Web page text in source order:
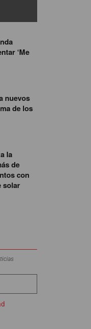
‘Me
nuevos
de los
la
de
con
solar